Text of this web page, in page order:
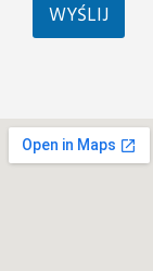
WYŚLIJ